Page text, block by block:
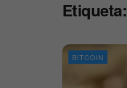
Etiqueta:
BITCOIN